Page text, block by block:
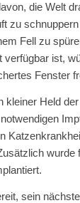
die Welt
zu
Fell zu
verfügbar ist,
Fenster
kleiner Held
wurde
sein